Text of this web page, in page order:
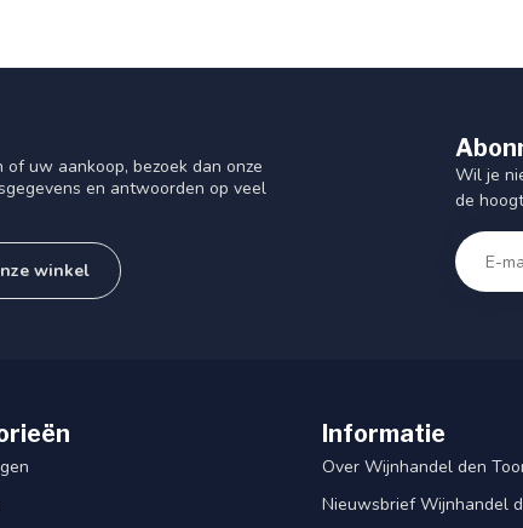
uw aankoop, bezoek dan onze
en antwoorden op veel
winkel
Wil je
de
Informatie
Over Wijnhandel den
Nieuwsbrief Wijnhandel